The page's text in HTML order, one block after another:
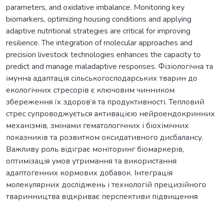
parameters, and oxidative imbalance. Monitoring key
biomarkers, optimizing housing conditions and applying
adaptive nutritional strategies are critical for improving
resilience. The integration of molecular approaches and
precision livestock technologies enhances the capacity to
predict and manage maladaptive responses. Фізіологічна та
імунна адаптація сільськогосподарських тварин до
екологічних стресорів є ключовим чинником
збереження їх здоров’я та продуктивності. Тепловий
стрес супроводжується активацією нейроендокринних
механізмів, змінами гематологічних і біохімічних
показників та розвитком оксидативного дисбалансу.
Важливу роль відіграє моніторинг біомаркерів,
оптимізація умов утримання та використання
адаптогенних кормових добавок. Інтеграція
молекулярних досліджень і технологій прецизійного
тваринництва відкриває перспективи підвищення